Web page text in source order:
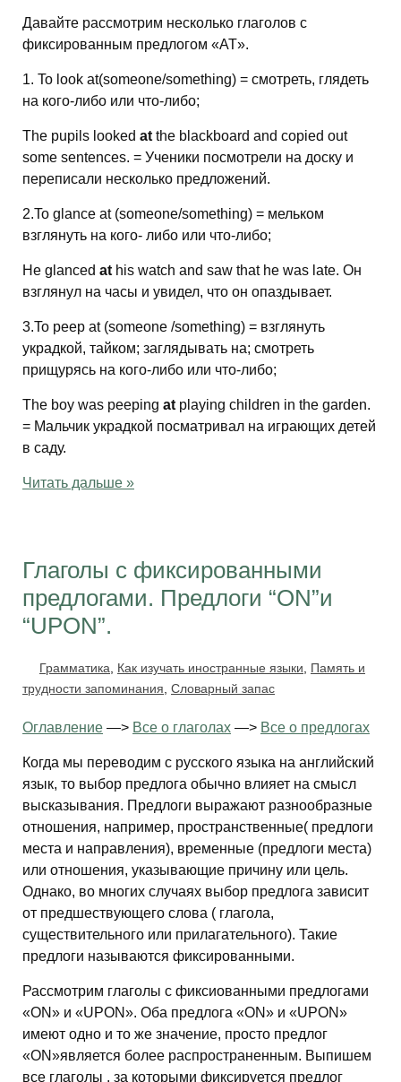
Давайте рассмотрим несколько глаголов с
фиксированным предлогом «AT».
1. To look at(someone/something) = смотреть, глядеть
на кого-либо или что-либо;
The pupils looked at the blackboard and copied out
some sentences. = Ученики посмотрели на доску и
переписали несколько предложений.
2.To glance at (someone/something) = мельком
взглянуть на кого- либо или что-либо;
He glanced at his watch and saw that he was late. Он
взглянул на часы и увидел, что он опаздывает.
3.To peep at (someone /something) = взглянуть
украдкой, тайком; заглядывать на; смотреть
прищурясь на кого-либо или что-либо;
The boy was peeping at playing children in the garden.
= Мальчик украдкой посматривал на играющих детей
в саду.
Читать дальше »
Глаголы с фиксированными
предлогами. Предлоги “ON”и
“UPON”.
Грамматика Как изучать иностранные языки
Память и
трудности запоминания Словарный запас
Оглавление —> Все о глаголах —> Все о предлогах
Когда мы переводим с русского языка на английский
язык, то выбор предлога обычно влияет на смысл
высказывания. Предлоги выражают разнообразные
отношения, например, пространственные( предлоги
места и направления), временные (предлоги места)
или отношения, указывающие причину или цель.
Однако, во многих случаях выбор предлога зависит
от предшествующего слова ( глагола,
существительного или прилагательного). Такие
предлоги называются фиксированными.
Рассмотрим глаголы с фиксиованными предлогами
«ON» и «UPON». Оба предлога «ON» и «UPON»
имеют одно и то же значение, просто предлог
«ON»является более распространенным. Выпишем
все глаголы , за которыми фиксируется предлог